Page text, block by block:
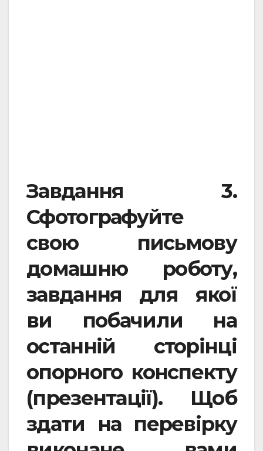
Завдання 3.
Сфотографуйте
свою письмову
домашню роботу,
завдання для якої
ви побачили на
останній сторінці
опорного конспекту
(презентації). Щоб
здати на перевірку